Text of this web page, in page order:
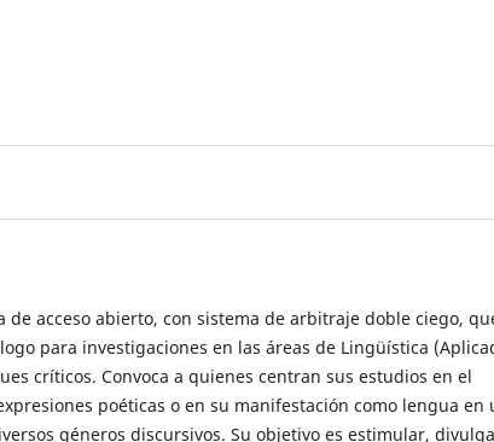
de acceso abierto, con sistema de arbitraje doble ciego,
para investigaciones en las áreas de Lingüística
críticos. Convoca a quienes centran sus estudios en el
poéticas o en su manifestación como lengua en
géneros discursivos. Su objetivo es estimular,